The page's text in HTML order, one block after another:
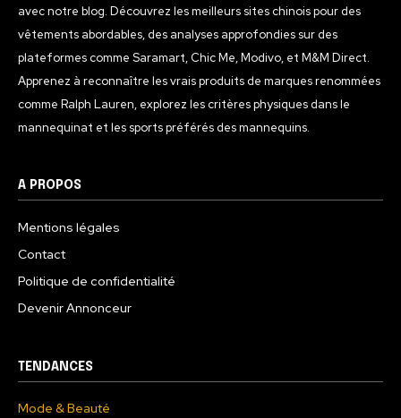
avec notre blog. Découvrez les meilleurs sites chinois pour des
vêtements abordables, des analyses approfondies sur des
plateformes comme Saramart, Chic Me, Modivo, et M&M Direct.
Apprenez à reconnaître les vrais produits de marques renommées
comme Ralph Lauren, explorez les critères physiques dans le
mannequinat et les sports préférés des mannequins.
A PROPOS
Mentions légales
Contact
Politique de confidentialité
Devenir Annonceur
TENDANCES
Mode & Beauté